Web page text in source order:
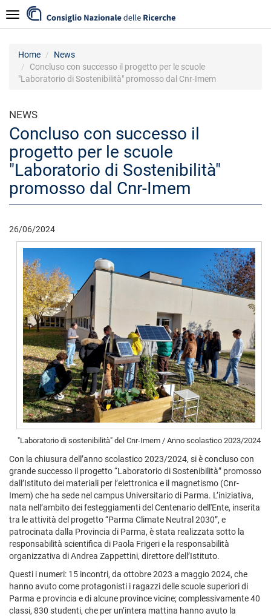
al
contenuto
Navigazione
Home
News
Concluso con successo il progetto per le scuole
"Laboratorio di Sostenibilità" promosso dal Cnr-Imem
NEWS
Concluso con successo il
progetto per le scuole
"Laboratorio di Sostenibilità"
promosso dal Cnr-Imem
26/06/2024
"Laboratorio di sostenibilità" del Cnr-Imem / Anno scolastico 2023/2024
Con la chiusura dell’anno scolastico 2023/2024, si è concluso con
grande successo il progetto “Laboratorio di Sostenibilità” promosso
dall’Istituto dei materiali per l’elettronica e il magnetismo (Cnr-
Imem) che ha sede nel campus Universitario di Parma. L’iniziativa,
nata nell’ambito dei festeggiamenti del Centenario dell'Ente, inserita
tra le attività del progetto “Parma Climate Neutral 2030”, e
patrocinata dalla Provincia di Parma, è stata realizzata sotto la
responsabilità scientifica di Paola Frigeri e la responsabilità
organizzativa di Andrea Zappettini, direttore dell’Istituto.
Questi i numeri: 15 incontri, da ottobre 2023 a maggio 2024, che
hanno avuto come protagonisti i ragazzi delle scuole superiori di
Parma e provincia e di alcune province vicine; complessivamente 40
classi, 830 studenti, che per un’intera mattina hanno avuto la